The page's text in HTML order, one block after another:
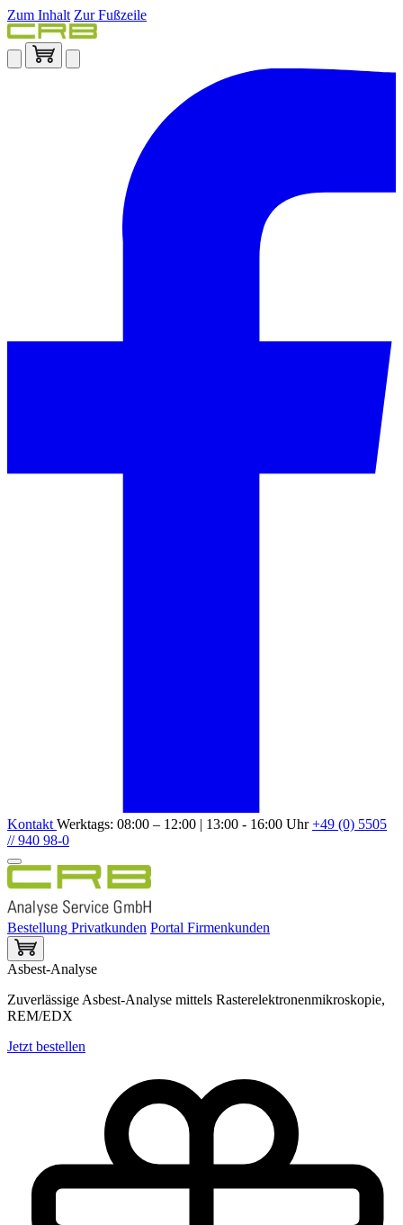
Zum Inhalt Zur Fußzeile
Kontakt Werktags: 08:00 – 12:00 | 13:00 - 16:00 Uhr+49 (0) 5505
// 940 98-0
Bestellung Privatkunden Portal Firmenkunden
Asbest-Analyse
Zuverlässige Asbest-Analyse mittels Rasterelektronenmikroskopie,
REM/EDX
Jetzt bestellen